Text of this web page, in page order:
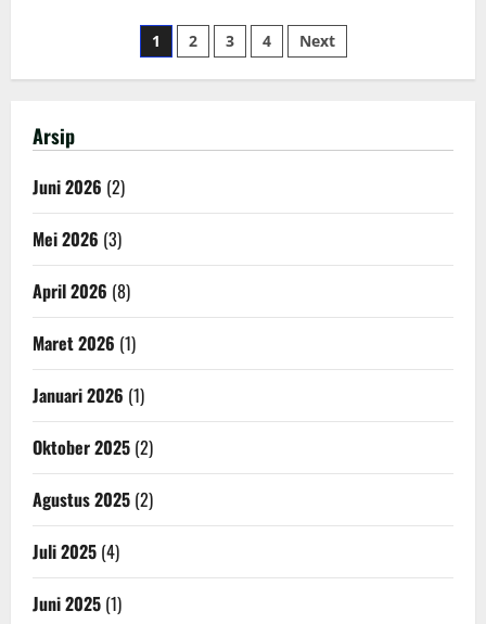
Ekstra
Music
SKALESA
–
Paginasi
pos
1 2 3 4 Next
Arsip
Juni 2026 (2)
Mei 2026 (3)
April 2026 (8)
Maret 2026 (1)
Januari 2026 (1)
Oktober 2025 (2)
Agustus 2025 (2)
Juli 2025 (4)
Juni 2025 (1)